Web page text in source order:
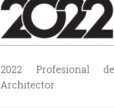
2022 Profesional
Architector